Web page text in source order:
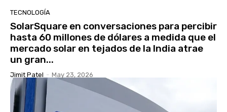
TECNOLOGÍA
SolarSquare en conversaciones para percibir
hasta 60 millones de dólares a medida que el
mercado solar en tejados de la India atrae
un gran...
Jimit Patel - May 23, 2026